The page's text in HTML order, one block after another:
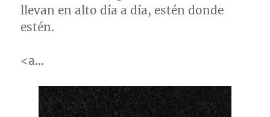
llevan en alto día a día, estén donde
estén.
<a…